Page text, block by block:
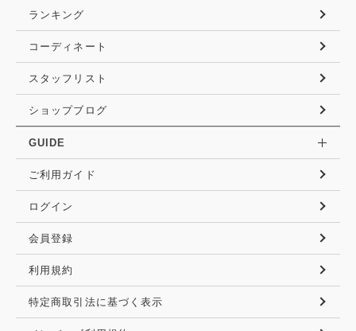
ランキング
コーディネート
スタッフリスト
ショップブログ
GUIDE
ご利用ガイド
ログイン
会員登録
利用規約
特定商取引法に基づく表示